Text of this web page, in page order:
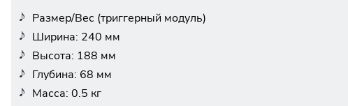
Размер/Вес (триггерный модуль)
Ширина: 240 мм
Высота: 188 мм
Глубина: 68 мм
Масса: 0.5 кг